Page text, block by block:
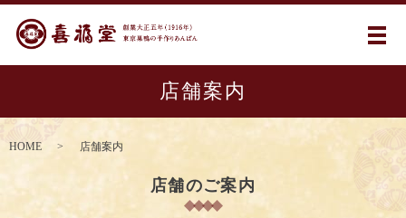
メ
店舗案内
HOME 店舗案内
店舗のご案内